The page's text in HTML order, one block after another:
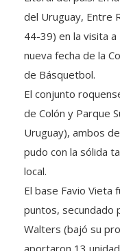
del Uruguay, Entre
44-39) en la visita
nueva fecha de la
de Básquetbol.
El conjunto
de Colón y Parque
Uruguay), ambos
pudo con la sólida
local.
El base Favio Vieta
puntos, secundado
Walters (bajó su
aportaron 13